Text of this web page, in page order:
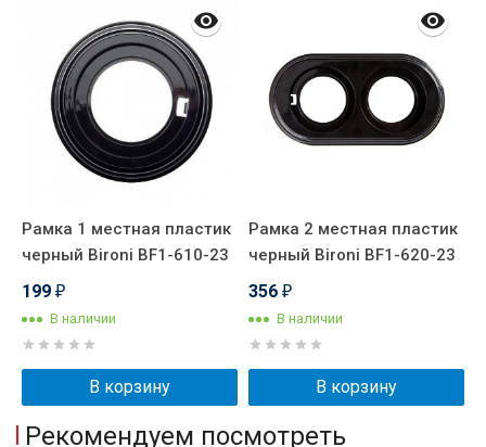
Рамка 1 местная пластик
черный Bironi BF1-610-23
199 ₽
В наличии
В корзину
Рамка 2 местная пластик
черный Bironi BF1-620-23
356 ₽
В наличии
В корзину
Рекомендуем посмотреть